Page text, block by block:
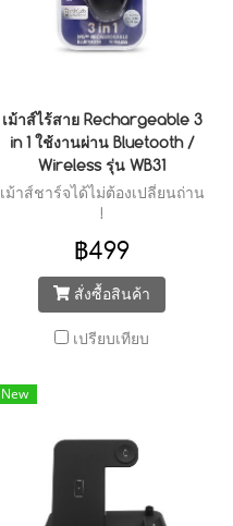
เม้าส์ไร้สาย Rechargeable 3
in 1 ใช้งานผ่าน Bluetooth /
Wireless รุ่น WB31
เม้าส์ชาร์จได้ไม่ต้องเปลี่ยนถ่าน
!
฿499
สั่งซื้อสินค้า
เปรียบเทียบ
New